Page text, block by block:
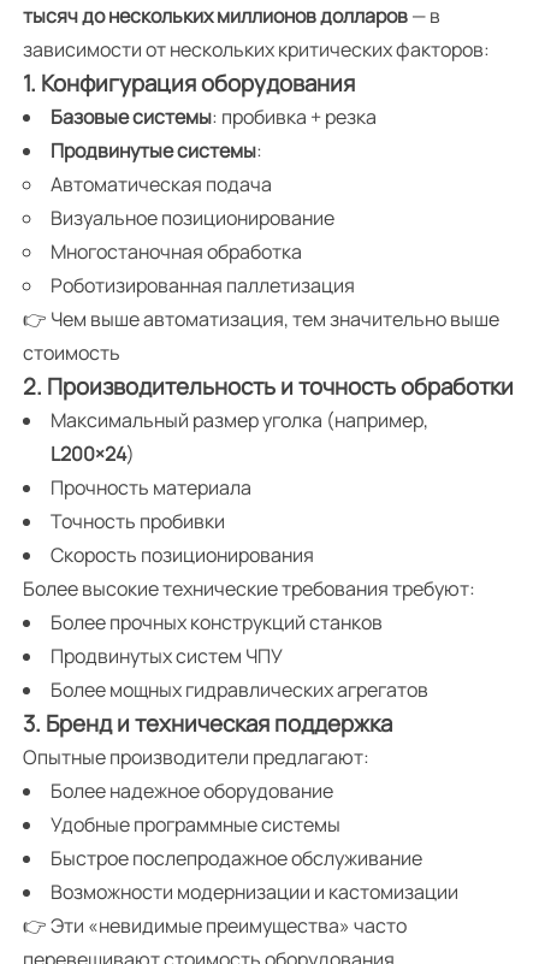
тысяч до нескольких миллионов долларов— в
зависимости от нескольких критических факторов:
1. Конфигурация оборудования
Базовые системы: пробивка + резка
Продвинутые системы:
Автоматическая подача
Визуальное позиционирование
Многостаночная обработка
Роботизированная паллетизация
👉 Чем выше автоматизация, тем значительно выше
стоимость
2. Производительность и точность обработки
Максимальный размер уголка (например,
L200×24)
Прочность материала
Точность пробивки
Скорость позиционирования
Более высокие технические требования требуют:
Более прочных конструкций станков
Продвинутых систем ЧПУ
Более мощных гидравлических агрегатов
3. Бренд и техническая поддержка
Опытные производители предлагают:
Более надежное оборудование
Удобные программные системы
Быстрое послепродажное обслуживание
Возможности модернизации и кастомизации
👉 Эти «невидимые преимущества» часто
перевешивают стоимость оборудования.